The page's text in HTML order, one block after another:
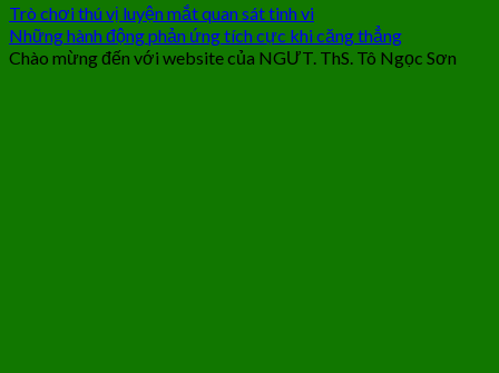
Trò chơi thú vị luyện mắt quan sát tinh vi
Những hành động phản ứng tích cực khi căng thẳng
Chào mừng đến với website của NGƯT. ThS. Tô Ngọc Sơn